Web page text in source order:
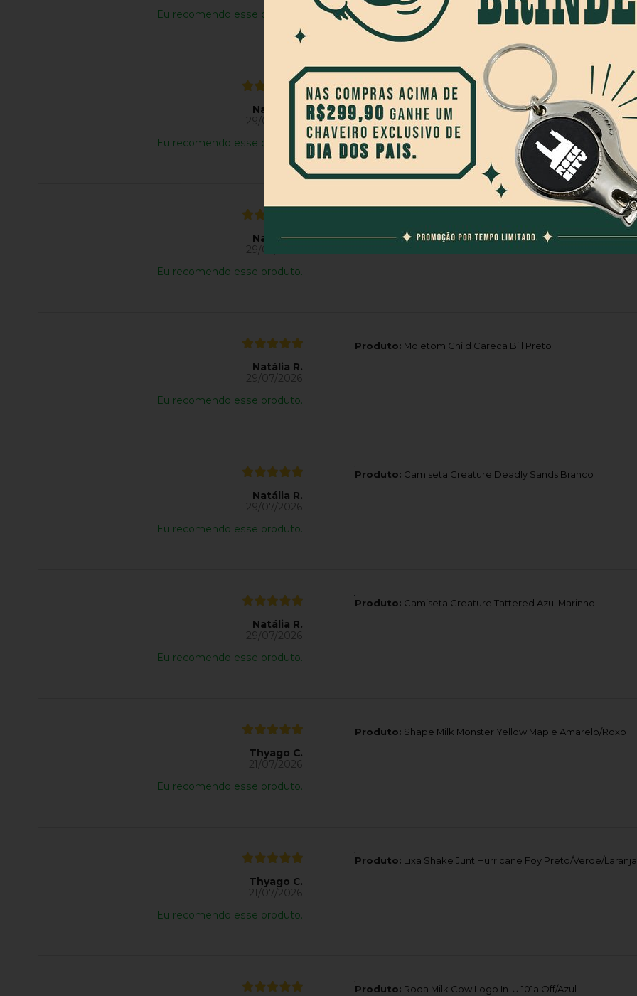
Eu recomendo esse produto.
Natália R.
29/07/2026
Eu recomendo esse produto.
Produto:Calça Blunt Renvy Black Jeans Preto
Natália R.
29/07/2026
Eu recomendo esse produto.
Camiseta Creature Strikefast Relic Front Preto
Natália R.
29/07/2026
Eu recomendo esse produto.
Produto: Moletom Child Careca Bill Preto
Natália R.
29/07/2026
Eu recomendo esse produto.
Produto: Camiseta Creature Deadly Sands Branco
Natália R.
29/07/2026
Eu recomendo esse produto.
Produto: Camiseta Creature Tattered Azul Marinho
Thyago C.
21/07/2026
Eu recomendo esse produto.
Produto: Shape Milk Monster Yellow Maple Amarelo/Roxo
Thyago C.
21/07/2026
Eu recomendo esse produto.
Produto: Lixa Shake Junt Hurricane Foy Preto/Verde/Laranja
Produto: Roda Milk Cow Logo In-U 101a Off/Azul